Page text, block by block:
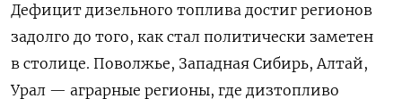
Дефицит дизельного топлива достиг регионов
задолго до того, как стал политически заметен
в столице. Поволжье, Западная Сибирь, Алтай,
Урал — аграрные регионы, где дизтопливо